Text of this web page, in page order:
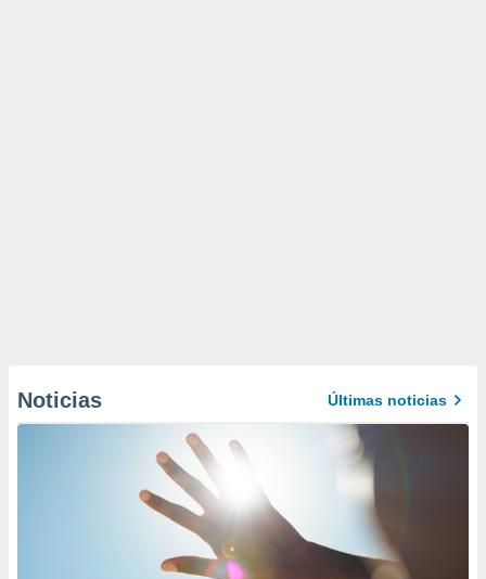
Noticias Últimas noticias